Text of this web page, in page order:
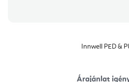
Innwell PED &
Árajánlat